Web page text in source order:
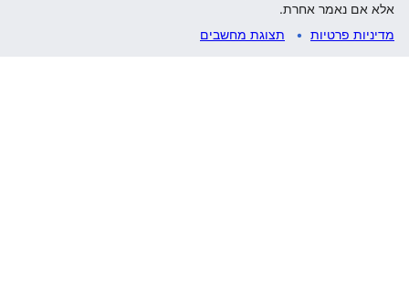
אלא אם נאמר אחרת.
מדיניות פרטיות
תצוגת מחשבים